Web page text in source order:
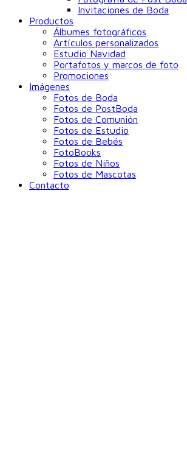
Invitaciones de Boda
Productos
Álbumes fotográficos
Artículos personalizados
Estudio Navidad
Portafotos y marcos de foto
Promociones
Imágenes
Fotos de Boda
Fotos de PostBoda
Fotos de Comunión
Fotos de Estudio
Fotos de Bebés
FotoBooks
Fotos de Niños
Fotos de Mascotas
Contacto